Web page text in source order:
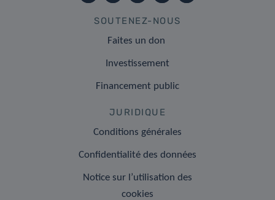
SOUTENEZ-NOUS
Faites un don
Investissement
Financement public
JURIDIQUE
Conditions générales
Confidentialité des données
Notice sur l’utilisation des
cookies